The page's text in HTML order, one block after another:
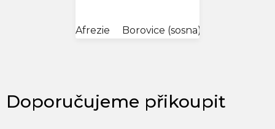
Afrezie Borovice (sosna) bílá